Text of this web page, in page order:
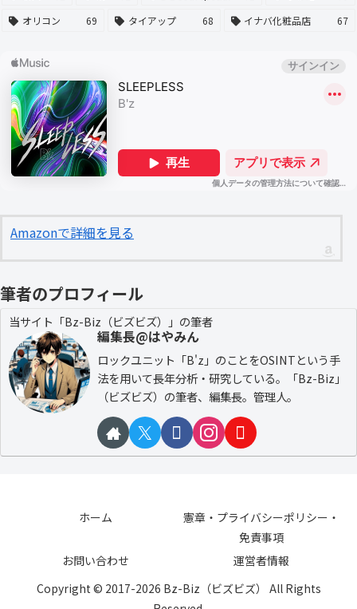
オリコン
69 タイアップ 68 イナバ化粧品店 67
Amazonで詳細を見る
筆者のプロフィール
当サイト「Bz-Biz（ビズビズ）」の筆者
編集長@はやみん
ロックユニット「B'z」のことをOSINTという手
法を用いて長年分析・研究している。「Bz-Biz」
（ビズビズ）の筆者、編集長。管理人。
ホーム
憲章・プライバシーポリシー・
免責事項
お問い合わせ
運営者情報
Copyright © 2017-2026 Bz-Biz（ビズビズ） All Rights